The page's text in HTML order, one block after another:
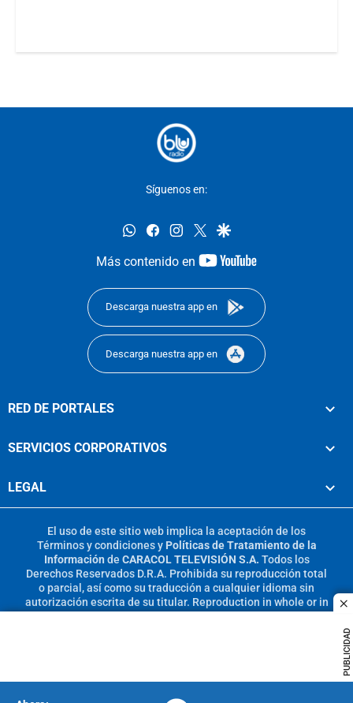
PUBLICIDAD
Síguenos en:
whatsappfacebookinstagram
twittergoogle
Más contenido en
youtube-
Descarga nuestra app en
Descarga nuestra app en
RED DE PORTALES
SERVICIOS CORPORATIVOS
LEGAL
El uso de este sitio web implica la aceptación de los
Términos y condicionesy Políticas de Tratamiento de la
Información de CARACOL TELEVISIÓN S.A. Todos los
Derechos Reservados D.R.A. Prohibida su reproducción total
o parcial, así como su traducción a cualquier idioma sin
autorización escrita de su titular. Reproduction in whole or in